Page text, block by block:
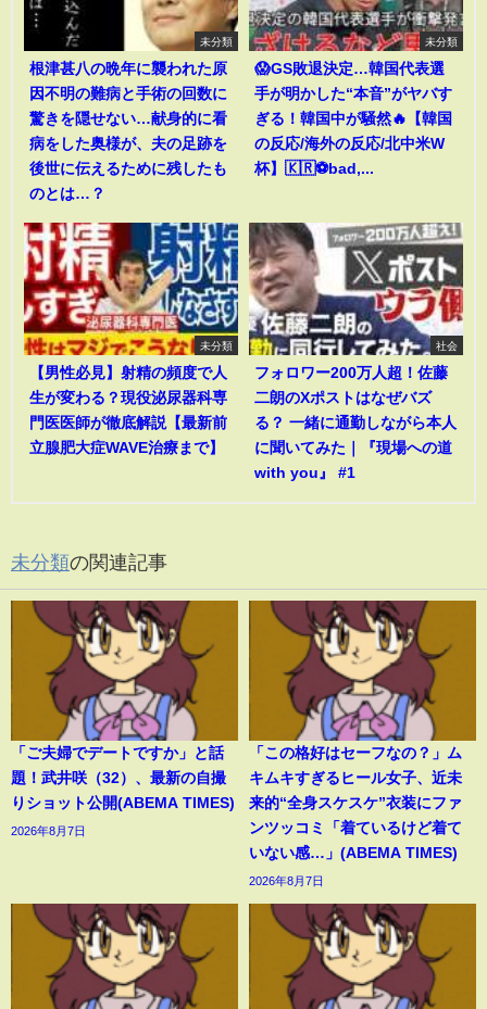
未分類
根津甚八の晩年に襲われた原
因不明の難病と手術の回数に
驚きを隠せない…献身的に看
病をした奥様が、夫の足跡を
後世に伝えるために残したも
のとは…？
未分類
😱GS敗退決定…韓国代表選
手が明かした“本音”がヤバす
ぎる！韓国中が騒然🔥【韓国
の反応/海外の反応/北中米W
杯】🇰🇷⚽bad,...
未分類
【男性必見】射精の頻度で人
生が変わる？現役泌尿器科専
門医医師が徹底解説【最新前
立腺肥大症WAVE治療まで】
社会
フォロワー200万人超！佐藤
二朗のXポストはなぜバズ
る？ 一緒に通勤しながら本人
に聞いてみた｜『現場への道
with you』 #1
未分類の関連記事
「ご夫婦でデートですか」と話
題！武井咲（32）、最新の自撮
りショット公開(ABEMA TIMES)
2026年8月7日
「この格好はセーフなの？」ム
キムキすぎるヒール女子、近未
来的“全身スケスケ”衣装にファ
ンツッコミ「着ているけど着て
いない感…」(ABEMA TIMES)
2026年8月7日